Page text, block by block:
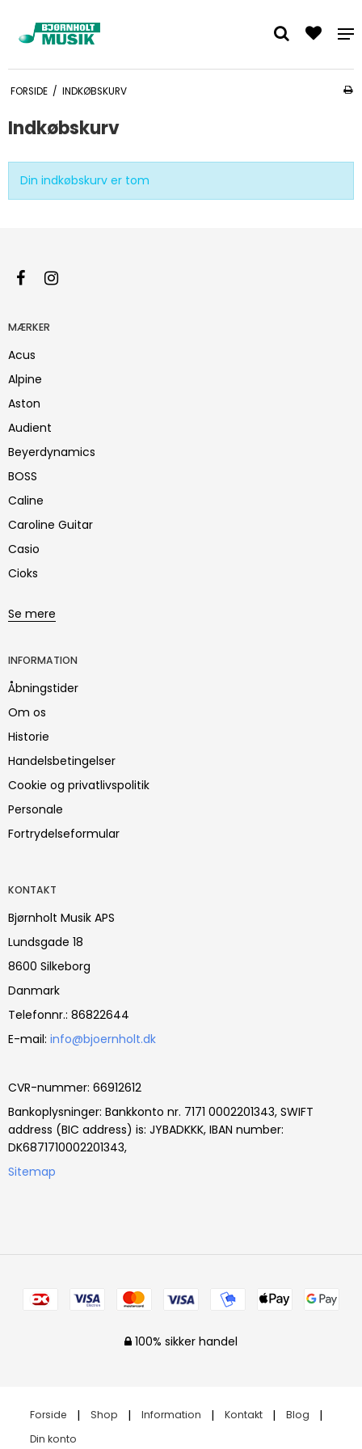
FORSIDE / INDKØBSKURV
Indkøbskurv
Din indkøbskurv er tom
MÆRKER
Acus
Alpine
Aston
Audient
Beyerdynamics
BOSS
Caline
Caroline Guitar
Casio
Cioks
Se mere
INFORMATION
Åbningstider
Om os
Historie
Handelsbetingelser
Cookie og privatlivspolitik
Personale
Fortrydelseformular
KONTAKT
Bjørnholt Musik APS
Lundsgade 18
8600 Silkeborg
Danmark
Telefonnr.: 86822644
E-mail: info@bjoernholt.dk
CVR-nummer: 66912612
Bankoplysninger: Bankkonto nr. 7171 0002201343, SWIFT
address (BIC address) is: JYBADKKK, IBAN number:
DK6871710002201343,
Sitemap
100% sikker handel
Forside Shop Information Kontakt
Blog
Din konto